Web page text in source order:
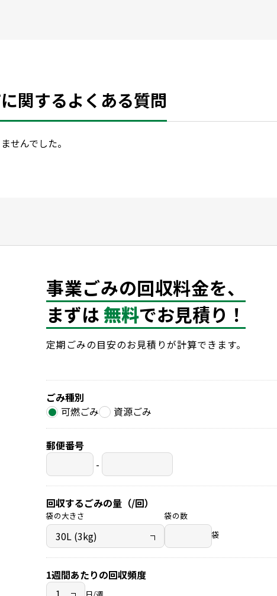
関するよくある質問
せんでした。
事業ごみの回収料金を、
まずは無料でお見積り！
定期ごみの目安のお見積りが計算できます。
ごみ種別
可燃ごみ
資源ごみ
郵便番号
-
回収するごみの量（/回）
袋の大きさ
袋の数
袋
1週間あたりの回収頻度